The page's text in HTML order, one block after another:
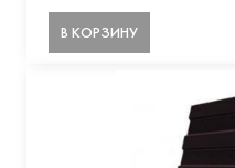
В КОРЗИНУ